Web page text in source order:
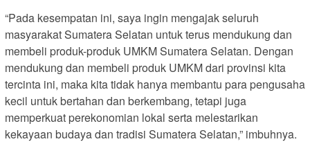
“Pada kesempatan ini, saya ingin mengajak seluruh
masyarakat Sumatera Selatan untuk terus mendukung dan
membeli produk-produk UMKM Sumatera Selatan. Dengan
mendukung dan membeli produk UMKM dari provinsi kita
tercinta ini, maka kita tidak hanya membantu para pengusaha
kecil untuk bertahan dan berkembang, tetapi juga
memperkuat perekonomian lokal serta melestarikan
kekayaan budaya dan tradisi Sumatera Selatan,” imbuhnya.